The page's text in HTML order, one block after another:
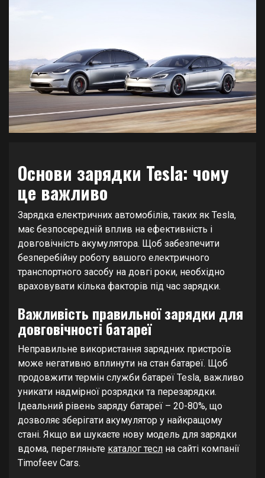
Основи зарядки Tesla: чому
це важливо
Зарядка електричних автомобілів, таких як Tesla,
має безпосередній вплив на ефективність і
довговічність акумулятора. Щоб забезпечити
безперебійну роботу вашого електричного
транспортного засобу на довгі роки, необхідно
враховувати кілька факторів під час зарядки.
Важливість правильної зарядки для
довговічності батареї
Неправильне використання зарядних пристроїв
може негативно вплинути на стан батареї. Щоб
продовжити термін служби батареї Tesla, важливо
уникати надмірної розрядки та перезарядки.
Ідеальний рівень заряду батареї – 20-80%, що
дозволяє зберігати акумулятор у найкращому
стані. Якщо ви шукаєте нову модель для зарядки
вдома, перегляньте каталог тесл на сайті компанії
Timofeev Cars.